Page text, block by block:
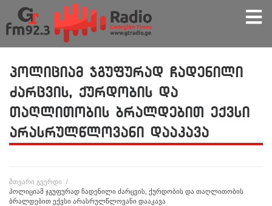
პოლიციამ ჯგუფურად ჩადენილი
ძარცვის, ქურდობის და
თაღლითობის ბრალდებით ექვსი
არასრულწლოვანი დააკავა
მთვარი გვერდი /
პოლიციამ ჯგუფურად ჩადენილი ძარცვის, ქურდობის და თაღლითობის
ბრალდებით ექვსი არასრულწლოვანი დააკავა